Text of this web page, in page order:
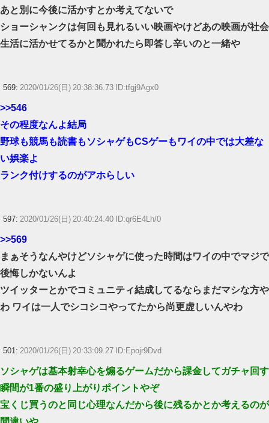
あと別に今後に活かすとか考えてないで
ショーシャンクは何回も見れるいい映画やけどあの映画が社会
生活に活かせてるかと聞かれたら即答し辛いのと一緒や
569: 2020/01/26(日) 20:38:36.73 ID:tfgj9Agx0
>>546
その程度なんよ結局
野球も競馬も読書もソシャゲもCSゲーもワイの中では大差な
い娯楽よ
ランク付けするのがアホらしい
597: 2020/01/26(日) 20:40:24.40 ID:qr6E4Lh/0
>>569
まぁそうなんやけどソシャゲに使った時間はワイの中でマジで
後悔しかないんよ
ツイッターとかでコミュニティ結成してるならまだマシな方や
わ ワイは一人でシコシコやってたから尚更虚しいんやわ
501: 2020/01/26(日) 20:33:09.27 ID:Epojr9Dvd
ソシャゲは基本射幸心を煽るゲームだから課金してガチャ回す
瞬間が1番の盛り上がりポイントやぞ
宝くじ買うのと同じ心理なんだから後に残るかとか考えるのが